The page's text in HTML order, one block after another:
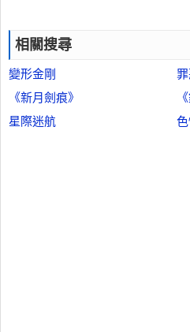
相關搜尋
變形金剛
《新月劍痕》
星際迷航